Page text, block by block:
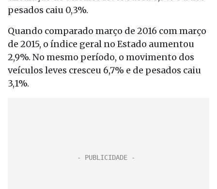
pesados caiu 0,3%.
Quando comparado março de 2016 com março
de 2015, o índice geral no Estado aumentou
2,9%. No mesmo período, o movimento dos
veículos leves cresceu 6,7% e de pesados caiu
3,1%.